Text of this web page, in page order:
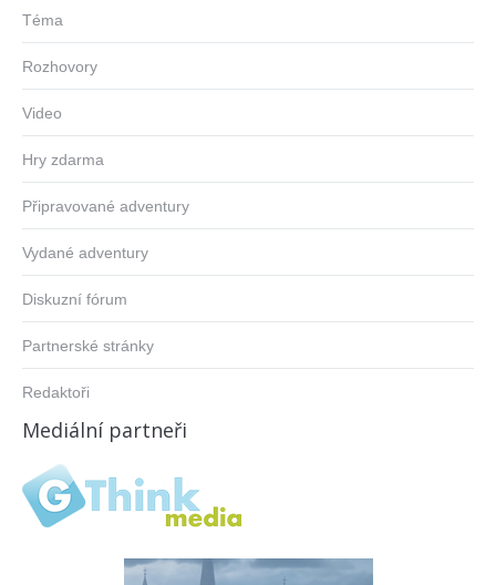
Téma
Rozhovory
Video
Hry zdarma
Připravované adventury
Vydané adventury
Diskuzní fórum
Partnerské stránky
Redaktoři
Mediální partneři